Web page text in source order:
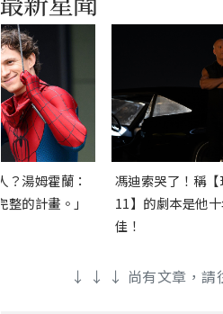
？湯姆霍蘭：
的計畫。」
馮迪索哭了！稱【
11】的劇本是他
佳！
↓ ↓ ↓ 尚有文章，